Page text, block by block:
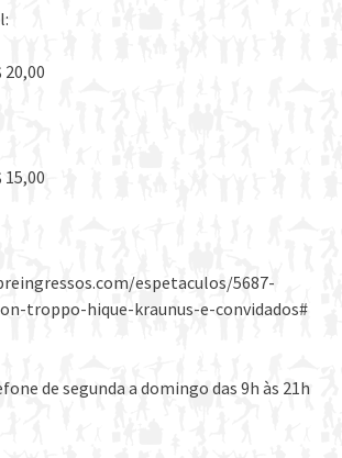
20,00
15,00
espetaculos/5687-
troppo-hique-kraunus-e-convidados#
de segunda a domingo das 9h às 21h